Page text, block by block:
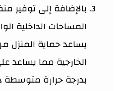
بالإضافة إلى توفير
المساحات الداخلية
يساعد حماية المنزل
الخارجية مما يساعد
بدرجة حرارة متوسطة